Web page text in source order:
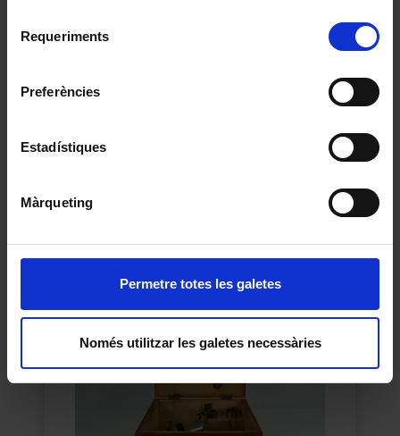
consultar laPolítica de galetes del lloc web de la
Requeriments
Preferències
Estadístiques
Màrqueting
Permetre totes les galetes
Només utilitzar les galetes necessàries